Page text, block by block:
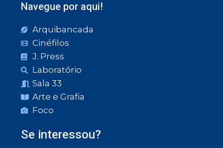
Navegue por aqui!
Arquibancada
Cinéfilos
J. Press
Laboratório
Sala 33
Arte e Grafia
Foco
Se interessou?